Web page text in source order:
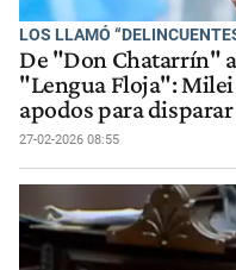
LOS LLAMÓ
De "Don Chatarrín"
"Lengua Floja":
apodos para
27-02-2026 08:55